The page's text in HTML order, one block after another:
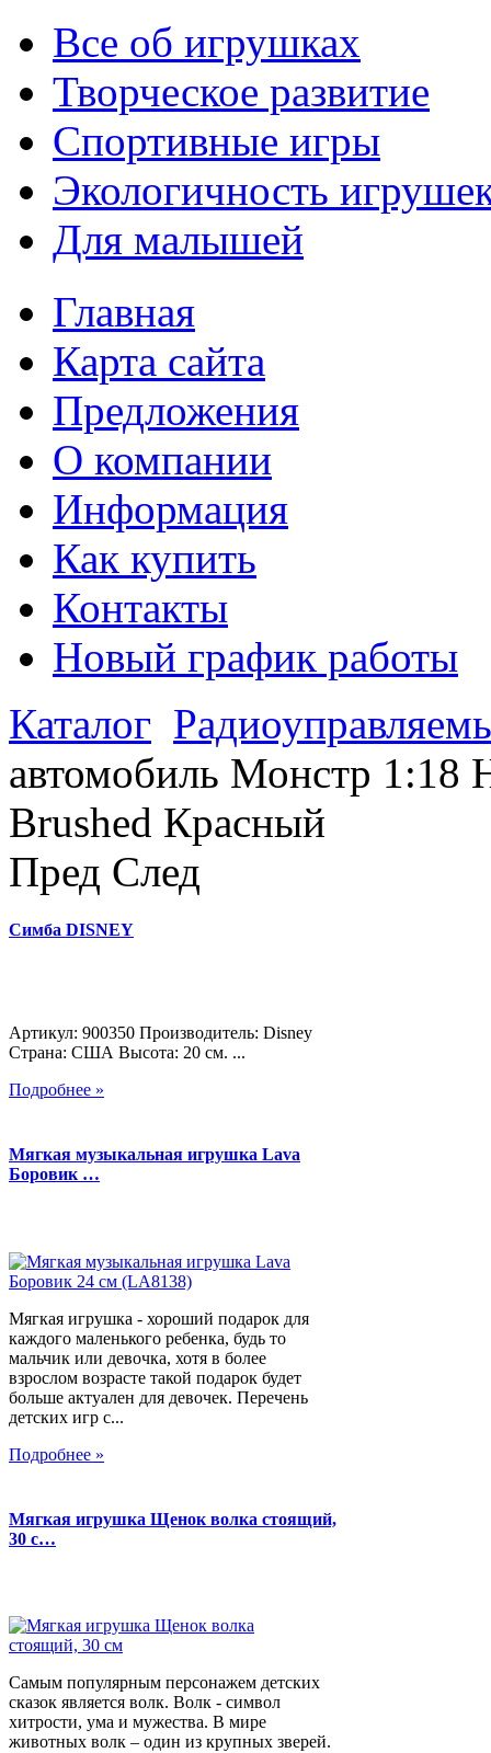
Все об игрушках
Творческое развитие
Спортивные игры
Экологичность
Для малышей
Главная
Карта сайта
Предложения
О компании
Информация
Как купить
Контакты
Новый график работы
Каталог
автомобиль Монстр 1:18
Brushed Красный
Пред След
Симба DISNEY
Артикул: 900350 Производитель: Disney
Страна: США Высота: 20 см. ...
Подробнее »
Мягкая музыкальная игрушка Lava
Боровик …
Мягкая игрушка - хороший подарок для
каждого маленького ребенка, будь то
мальчик или девочка, хотя в более
взрослом возрасте такой подарок будет
больше актуален для девочек. Перечень
детских игр с...
Подробнее »
Мягкая игрушка Щенок волка стоящий,
30 с…
Самым популярным персонажем детских
сказок является волк. Волк - символ
хитрости, ума и мужества. В мире
животных волк – один из крупных зверей.